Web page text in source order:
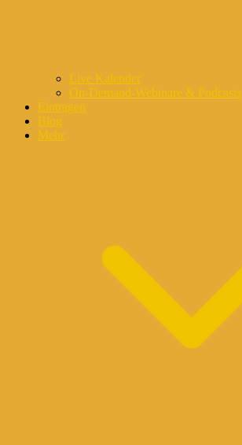
Live Kalender
On-Demand-Webinare & Podcasts
Eintragen
Blog
Mehr